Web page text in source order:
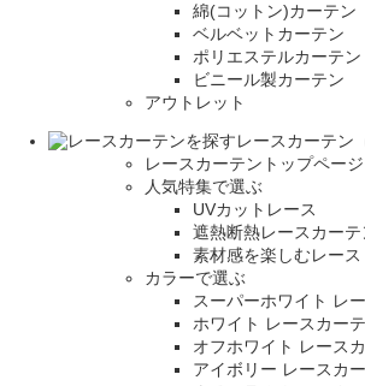
綿(コットン)カーテン
ベルベットカーテン
ポリエステルカーテン
ビニール製カーテン
アウトレット
レースカーテン
レースカーテントップページ
人気特集で選ぶ
UVカットレース
遮熱断熱レースカーテ
素材感を楽しむレース
カラーで選ぶ
スーパーホワイト レ
ホワイト レースカー
オフホワイト レース
アイボリー レースカ